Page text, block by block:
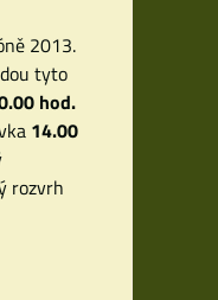
2013.
tyto
hod.
14.00
rozvrh